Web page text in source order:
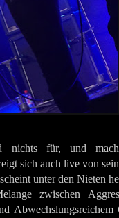
nichts für, und
sich auch live von
unter den Nieten
zwischen